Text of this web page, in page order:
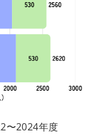
〜2024年度